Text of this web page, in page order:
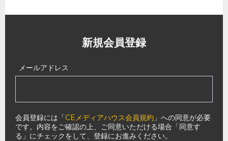
新規会員登録
メールアドレス
会員登録には「CEメディアハウス会員規約 」への同意が必要
です。内容をご確認の上、ご同意いただける場合「同意す
る」にチェックをして、登録にお進みください。